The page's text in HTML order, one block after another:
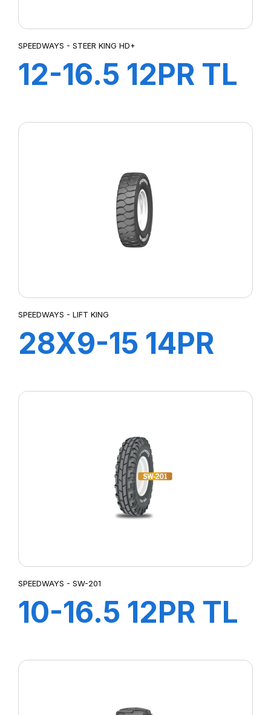
SPEEDWAYS - STEER KING HD+
12-16.5 12PR TL
SPEEDWAYS - LIFT KING
28X9-15 14PR
SPEEDWAYS - SW-201
10-16.5 12PR TL